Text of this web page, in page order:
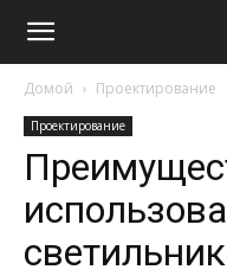
Домой Проектирование
Проектирование